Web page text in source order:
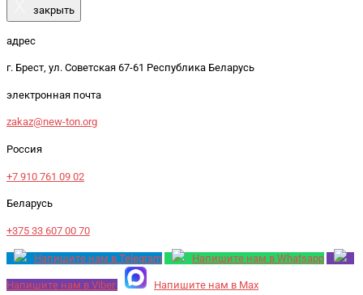
закрыть
адрес
г. Брест, ул. Советская 67-61 Республика Беларусь
электронная почта
zakaz@new-ton.org
Россия
+7 910 761 09 02
Беларусь
+375 33 607 00 70
Напишите нам в Telegram Напишите нам в Whatsapp
Напишите нам в Viber
Напишите нам в Max